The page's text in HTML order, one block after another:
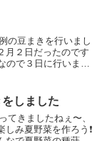
係ない！～今にも
の豆まきを行いまし
月２日だったのです
で３日に行いまし
Ａ君は「ちゃんと
しました
てきましたねぇ〜、
み夏野菜を作ろう❗️